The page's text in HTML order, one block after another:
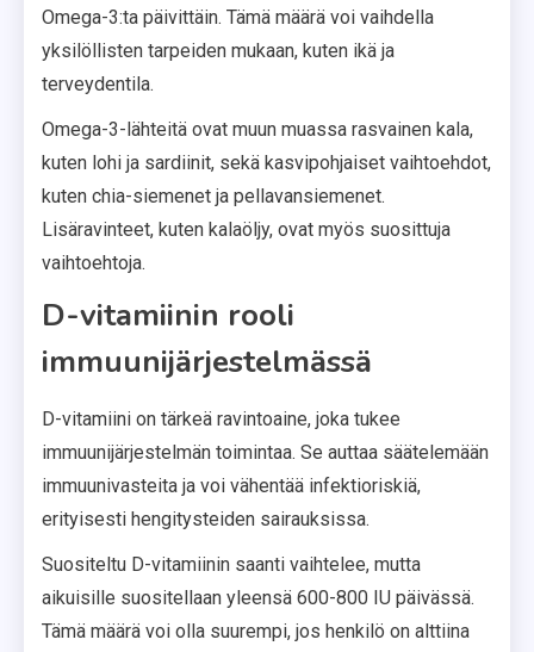
Omega-3:ta päivittäin. Tämä määrä voi vaihdella
yksilöllisten tarpeiden mukaan, kuten ikä ja
terveydentila.
Omega-3-lähteitä ovat muun muassa rasvainen kala,
kuten lohi ja sardiinit, sekä kasvipohjaiset vaihtoehdot,
kuten chia-siemenet ja pellavansiemenet.
Lisäravinteet, kuten kalaöljy, ovat myös suosittuja
vaihtoehtoja.
D-vitamiinin rooli
immuunijärjestelmässä
D-vitamiini on tärkeä ravintoaine, joka tukee
immuunijärjestelmän toimintaa. Se auttaa säätelemään
immuunivasteita ja voi vähentää infektioriskiä,
erityisesti hengitysteiden sairauksissa.
Suositeltu D-vitamiinin saanti vaihtelee, mutta
aikuisille suositellaan yleensä 600-800 IU päivässä.
Tämä määrä voi olla suurempi, jos henkilö on alttiina